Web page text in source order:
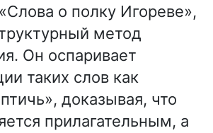
о полку Игореве»,
метод
Он оспаривает
таких слов как
доказывая, что
прилагательным, а